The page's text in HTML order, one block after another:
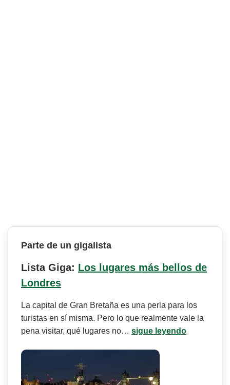
Parte de un gigalista
Lista Giga: Los lugares más bellos de
Londres
La capital de Gran Bretaña es una perla para los
turistas en sí misma. Pero lo que realmente vale la
pena visitar, qué lugares no… sigue leyendo